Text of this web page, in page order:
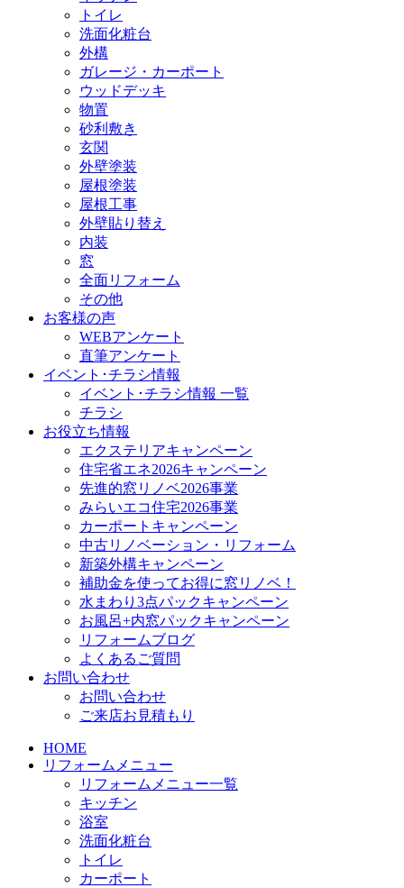
トイレ
洗面化粧台
外構
ガレージ・カーポート
ウッドデッキ
物置
砂利敷き
玄関
外壁塗装
屋根塗装
屋根工事
外壁貼り替え
内装
窓
全面リフォーム
その他
お客様の声
WEBアンケート
直筆アンケート
イベント･チラシ情報
イベント･チラシ情報 一覧
チラシ
お役立ち情報
エクステリアキャンペーン
住宅省エネ2026キャンペーン
先進的窓リノベ2026事業
みらいエコ住宅2026事業
カーポートキャンペーン
中古リノベーション・リフォーム
新築外構キャンペーン
補助金を使ってお得に窓リノベ！
水まわり3点パックキャンペーン
お風呂+内窓パックキャンペーン
リフォームブログ
よくあるご質問
お問い合わせ
お問い合わせ
ご来店お見積もり
HOME
リフォームメニュー
リフォームメニュー一覧
キッチン
浴室
洗面化粧台
トイレ
カーポート